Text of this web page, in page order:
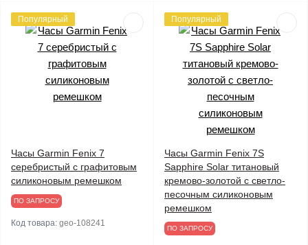
Популярный
Часы Garmin Fenix 7
серебристый с графитовым
силиконовым ремешком
ПО ЗАПРОСУ
Код товара: geo-108241
Популярный
Часы Garmin Fenix 7S
Sapphire Solar титановый
кремово-золотой с светло-
песочным силиконовым
ремешком
ПО ЗАПРОСУ